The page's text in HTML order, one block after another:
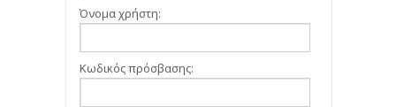
Όνομα χρήστη:
Κωδικός πρόσβασης: